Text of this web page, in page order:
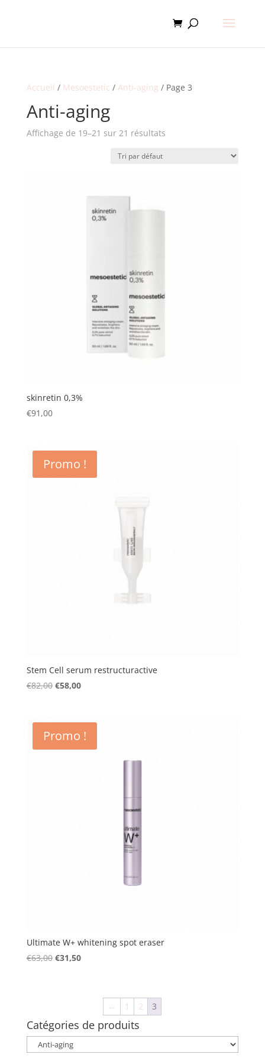
Accueil / Mesoestetic / Anti-aging / Page 3
Anti-aging
Affichage de 19–21 sur 21 résultats
skinretin 0,3%
€91,00
Promo !
Stem Cell serum restructuractive
€82,00 Le
était :
€82,00.
€58,00Le
est :
€58,00.
Promo !
Ultimate W+ whitening spot eraser
€63,00 Le
€31,50Le
← 1 2 3
Catégories de produits